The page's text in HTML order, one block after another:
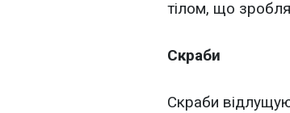
тілом, що
Скраби
Скраби